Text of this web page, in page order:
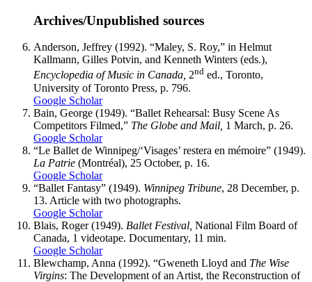
Archives/Unpublished sources
Anderson, Jeffrey (1992). “Maley, S. Roy,” in Helmut
Kallmann, Gilles Potvin, and Kenneth Winters (eds.),
Encyclopedia of Music in Canada, 2nd ed., Toronto,
University of Toronto Press, p. 796.
Google Scholar
Bain, George (1949). “Ballet Rehearsal: Busy Scene As
Competitors Filmed,” The Globe and Mail, 1 March, p. 26.
Google Scholar
“Le Ballet de Winnipeg/‘Visages’ restera en mémoire” (1949).
La Patrie (Montréal), 25 October, p. 16.
Google Scholar
“Ballet Fantasy” (1949). Winnipeg Tribune, 28 December, p.
13. Article with two photographs.
Google Scholar
Blais, Roger (1949). Ballet Festival, National Film Board of
Canada, 1 videotape. Documentary, 11 min.
Google Scholar
Blewchamp, Anna (1992). “Gweneth Lloyd and The Wise
Virgins: The Development of an Artist, the Reconstruction of